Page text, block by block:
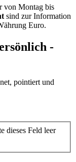
von Montag bis
sind zur Information
Euro.
-
pointiert und
dieses Feld leer